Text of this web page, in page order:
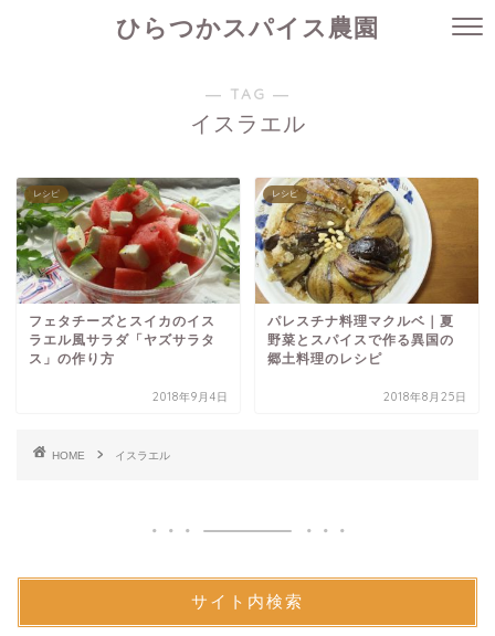
ひらつかスパイス農園
― TAG ―
イスラエル
レシピ
フェタチーズとスイカのイス
ラエル風サラダ「ヤズサラタ
ス」の作り方
2018年9月4日
レシピ
パレスチナ料理マクルベ｜夏
野菜とスパイスで作る異国の
郷土料理のレシピ
2018年8月25日
HOME イスラエル
サイト内検索